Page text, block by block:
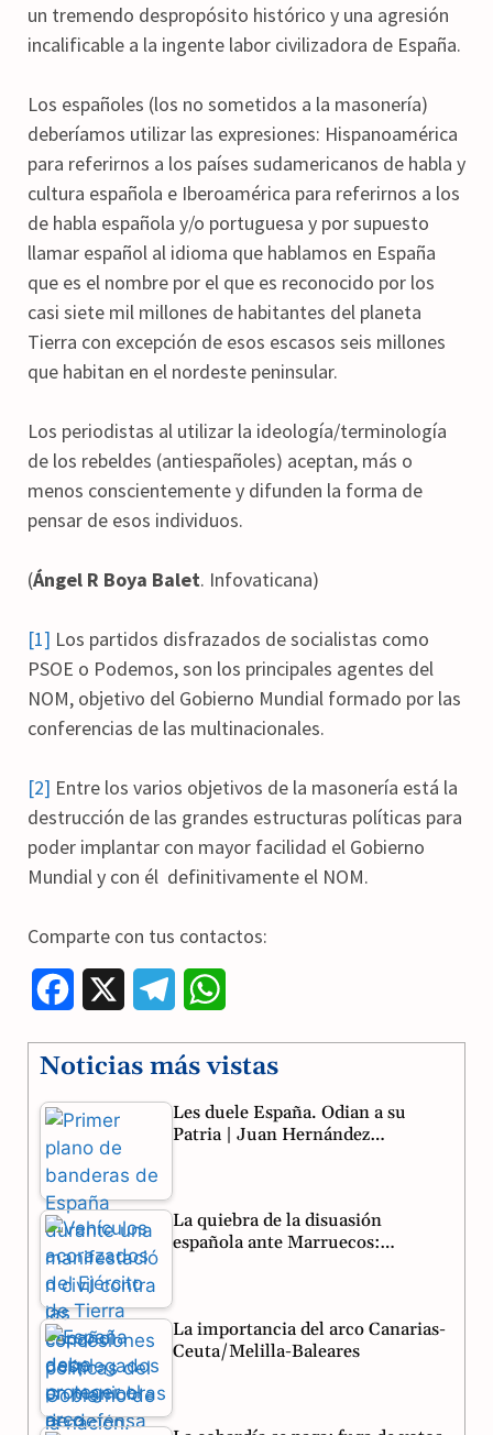
un tremendo despropósito histórico y una agresión
incalificable a la ingente labor civilizadora de España.
Los españoles (los no sometidos a la masonería)
deberíamos utilizar las expresiones: Hispanoamérica
para referirnos a los países sudamericanos de habla y
cultura española e Iberoamérica para referirnos a los
de habla española y/o portuguesa y por supuesto
llamar español al idioma que hablamos en España
que es el nombre por el que es reconocido por los
casi siete mil millones de habitantes del planeta
Tierra con excepción de esos escasos seis millones
que habitan en el nordeste peninsular.
Los periodistas al utilizar la ideología/terminología
de los rebeldes (antiespañoles) aceptan, más o
menos conscientemente y difunden la forma de
pensar de esos individuos.
(Ángel R Boya Balet. Infovaticana)
[1] Los partidos disfrazados de socialistas como
PSOE o Podemos, son los principales agentes del
NOM, objetivo del Gobierno Mundial formado por las
conferencias de las multinacionales.
[2] Entre los varios objetivos de la masonería está la
destrucción de las grandes estructuras políticas para
poder implantar con mayor facilidad el Gobierno
Mundial y con él definitivamente el NOM.
Comparte con tus contactos:
c
e
b
o
o
k
l
e
a
a
t
p
Noticias más vistas
Les duele España. Odian a su
Patria | Juan Hernández…
La quiebra de la disuasión
española ante Marruecos:…
La importancia del arco Canarias-
Ceuta/Melilla-Baleares